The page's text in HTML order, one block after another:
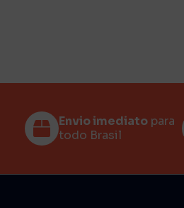
Envio imediato para
todo Brasil